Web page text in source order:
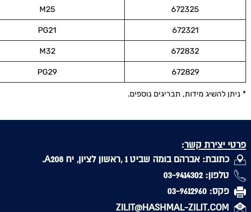
672325
M25
672321
PG21
672832
M32
672829
PG29
* ניתן להשיג מידות, תבריגים נוספים.
פרטי יצירת קשר:
כתובת: אברהם בומה שביט 1 ,ראשון לציון, יח A208.
טלפון: 03-9414302
פקס: 03-9612960
ZILIT@HASHMAL-ZILIT.COM